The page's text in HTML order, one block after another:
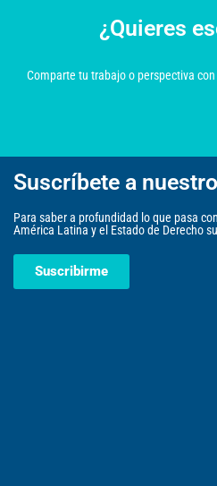
¿Quieres
Comparte tu trabajo o perspectiva
Suscríbete a
Para saber a profundidad lo que pasa
América Latina y el Estado de Derecho
Suscribirme